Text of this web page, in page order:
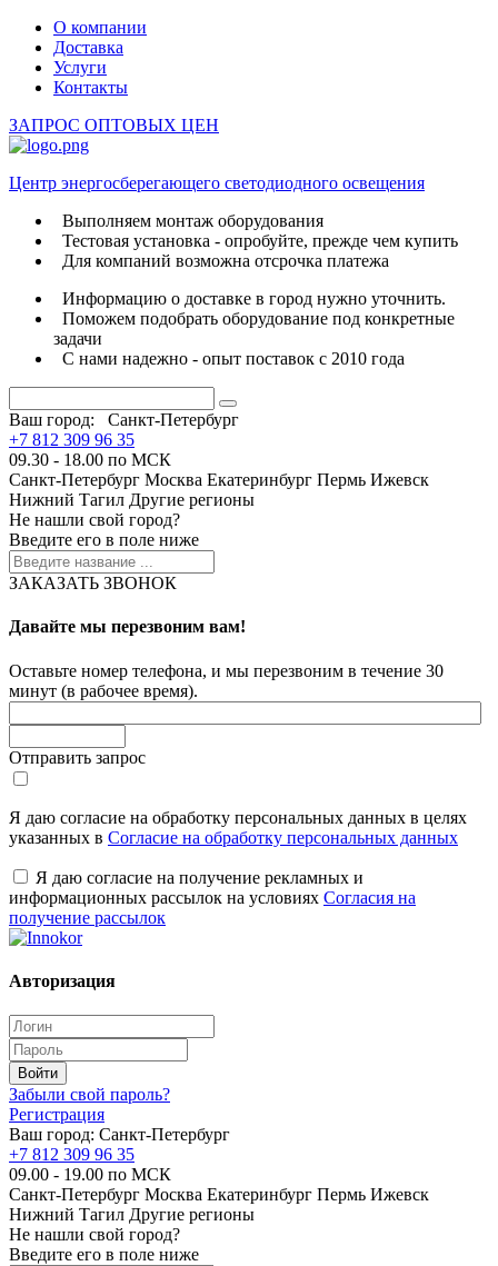
О компании
Доставка
Услуги
Контакты
ЗАПРОС ОПТОВЫХ ЦЕН
Центр энергосберегающего светодиодного освещения
Выполняем монтаж оборудования
Тестовая установка - опробуйте, прежде чем купить
Для компаний возможна отсрочка платежа
Информацию о доставке в город нужно уточнить.
Поможем подобрать оборудование под конкретные
задачи
С нами надежно - опыт поставок с 2010 года
Ваш город:
Санкт-Петербург
+7 812 309 96 35
09.30 - 18.00 по МСК
Санкт-Петербург Москва Екатеринбург Пермь Ижевск
Нижний Тагил Другие регионы
Не нашли свой город?
Введите его в поле ниже
ЗАКАЗАТЬ ЗВОНОК
Давайте мы перезвоним вам!
Оставьте номер телефона, и мы перезвоним в течение 30
минут (в рабочее время).
Отправить запрос
Я даю согласие на обработку персональных данных в целях
указанных в Согласие на обработку персональных данных
Я даю согласие на получение рекламных и
информационных рассылок на условиях Согласия на
получение рассылок
Авторизация
Забыли свой пароль?
Регистрация
Ваш город: Санкт-Петербург
+7 812 309 96 35
09.00 - 19.00 по МСК
Санкт-Петербург Москва Екатеринбург Пермь Ижевск
Нижний Тагил Другие регионы
Не нашли свой город?
Введите его в поле ниже